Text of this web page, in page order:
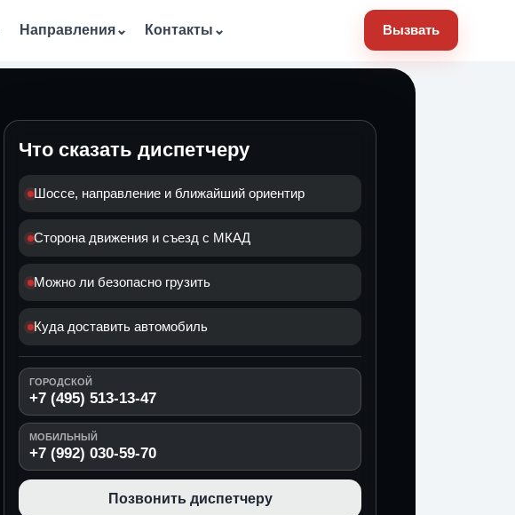
Направления⌄ Контакты ⌄ Вызвать
Что сказать диспетчеру
Шоссе, направление и ближайший ориентир
Сторона движения и съезд с МКАД
Можно ли безопасно грузить
Куда доставить автомобиль
ГОРОДСКОЙ
+7 (495) 513-13-47
МОБИЛЬНЫЙ
+7 (992) 030-59-70
Позвонить диспетчеру